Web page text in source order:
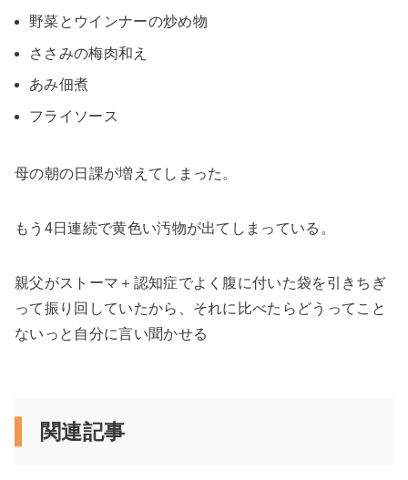
野菜とウインナーの炒め物
ささみの梅肉和え
あみ佃煮
フライソース
母の朝の日課が増えてしまった。
もう4日連続で黄色い汚物が出てしまっている。
親父がストーマ＋認知症でよく腹に付いた袋を引きちぎ
って振り回していたから、それに比べたらどうってこと
ないっと自分に言い聞かせる
関連記事